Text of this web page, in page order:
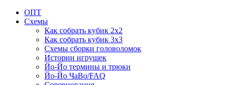
ОПТ
Схемы
Как собрать кубик 2х2
Как собрать кубик 3х3
Схемы сборки головоломок
Истории игрушек
Йо-Йо термины и трюки
Йо-Йо ЧаВо/FAQ